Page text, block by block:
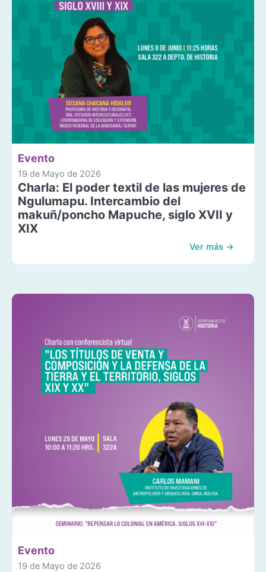
Evento
19 de Mayo de 2026
Charla: El poder textil de las mujeres de
Ngulumapu. Intercambio del
makuñ/poncho Mapuche, siglo XVII y
XIX
Ver más →
Evento
19 de Mayo de 2026